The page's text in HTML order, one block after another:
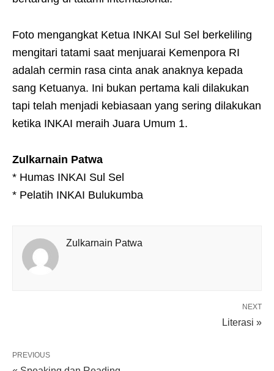
Foto mengangkat Ketua INKAI Sul Sel berkeliling
mengitari tatami saat menjuarai Kemenpora RI
adalah cermin rasa cinta anak anaknya kepada
sang Ketuanya. Ini bukan pertama kali dilakukan
tapi telah menjadi kebiasaan yang sering dilakukan
ketika INKAI meraih Juara Umum 1.
Zulkarnain Patwa
* Humas INKAI Sul Sel
* Pelatih INKAI Bulukumba
Zulkarnain Patwa
NEXT
Literasi »
PREVIOUS